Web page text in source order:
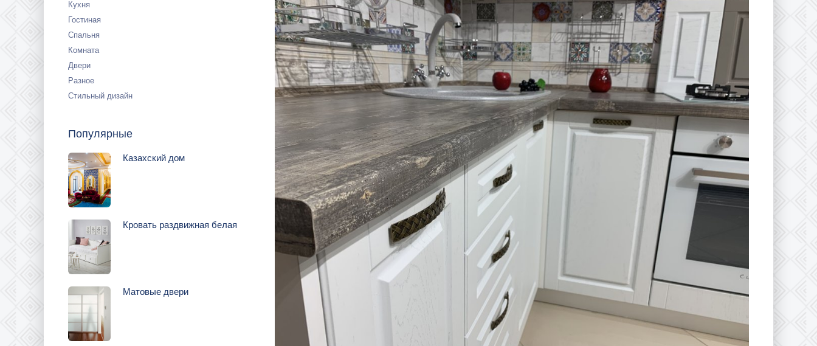
Кухня
Гостиная
Спальня
Комната
Двери
Разное
Стильный дизайн
Популярные
Казахский дом
Кровать раздвижная белая
Матовые двери